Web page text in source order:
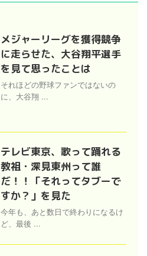
メジャーリーグを獲得競争
に走らせた、大谷翔平選手
を見て思ったことは
それほどの野球ファンではないの
に、大谷翔 ...
テレビ東京、歌って踊れる
教祖・深見東州って誰
だ！！「それってタブーで
すか？」を見た
今年も、あと数日で終わりになるけ
ど、最後 ...